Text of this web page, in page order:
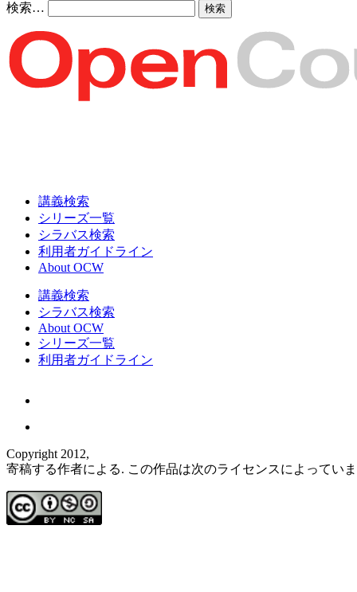
検索…
講義検索
シリーズ一覧
シラバス検索
利用者ガイドライン
About OCW
講義検索
シラバス検索
About OCW
シリーズ一覧
利用者ガイドライン
Copyright 2012,
寄稿する作者による. この作品は次のライセンスによってい